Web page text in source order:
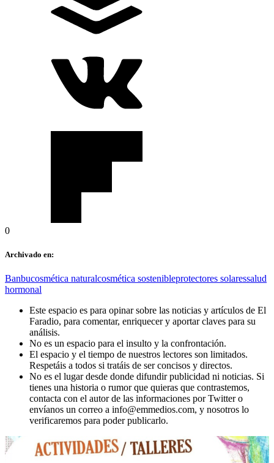
0
Archivado en:
Banbucosmética naturalcosmética sostenibleprotectores solaressalud
hormonal
Este espacio es para opinar sobre las noticias y artículos de El
Faradio, para comentar, enriquecer y aportar claves para su
análisis.
No es un espacio para el insulto y la confrontación.
El espacio y el tiempo de nuestros lectores son limitados.
Respetáis a todos si tratáis de ser concisos y directos.
No es el lugar desde donde difundir publicidad ni noticias. Si
tienes una historia o rumor que quieras que contrastemos,
contacta con el autor de las informaciones por Twitter o
envíanos un correo a info@emmedios.com, y nosotros lo
verificaremos para poder publicarlo.